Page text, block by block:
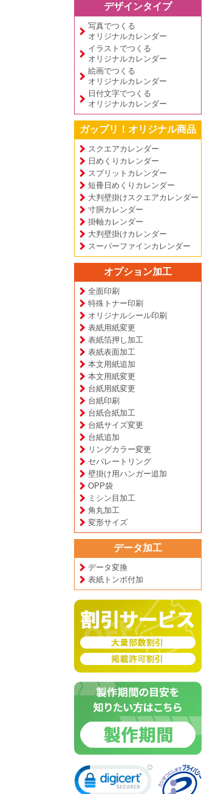
デザインタイプ
写真でつくる
オリジナルカレンダー
イラストでつくる
オリジナルカレンダー
絵画でつくる
オリジナルカレンダー
日付文字でつくる
オリジナルカレンダー
ガップリ！オリジナル商品
スクエアカレンダー
日めくりカレンダー
スプリットカレンダー
短冊日めくりカレンダー
大判壁掛けスクエアカレンダー
寸胴カレンダー
掛軸カレンダー
大判壁掛けカレンダー
スーパーファインカレンダー
オプション加工
全面印刷
特殊トナー印刷
オリジナルシール印刷
表紙用紙変更
表紙箔押し加工
表紙表面加工
本文用紙追加
本文用紙変更
台紙用紙変更
台紙印刷
台紙合紙加工
台紙サイズ変更
台紙追加
リングカラー変更
セパレートリング
壁掛け用ハンガー追加
OPP袋
ミシン目加工
角丸加工
変形サイズ
データ加工
データ変換
表紙トンボ付加
合同会社 Mestilo 様
浅間学園 様
壁掛けカレンダー
月めくりタイプ